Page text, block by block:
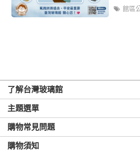
館區
了解台灣玻璃館
主題選單
購物常見問題
購物須知